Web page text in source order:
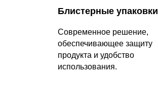
Блистерные упаковки
Современное решение,
обеспечивающее защиту
продукта и удобство
использования.